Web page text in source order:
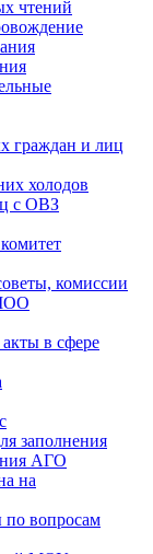
чтений
граждан и лиц
холодов
с ОВЗ
комиссии
в сфере
заполнения
АГО
на
по вопросам